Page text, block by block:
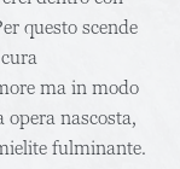
questo scende
ma in modo
opera nascosta,
fulminante.